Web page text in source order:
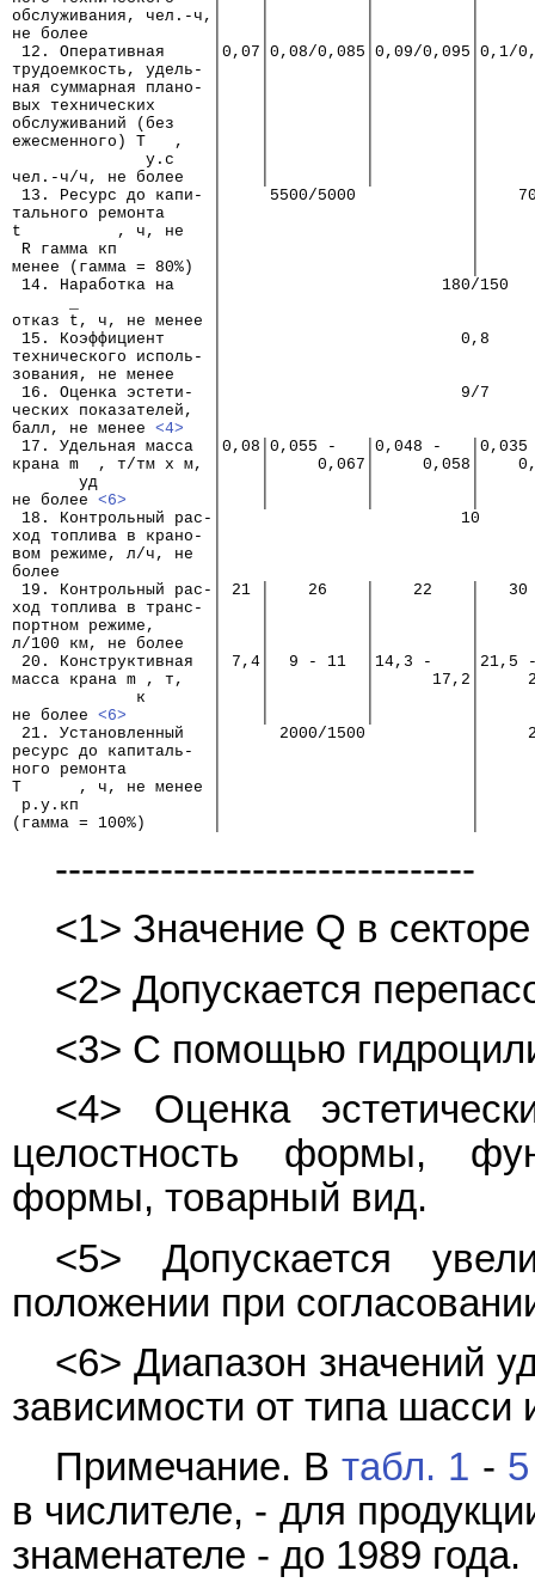
обслуживания, чел.-ч,│    │          │          │
не более             │    │          │          │
12. Оперативная     │0,07│0,08/0,085│0,09/0,095│0,1/
трудоемкость, удель- │    │          │          │
ная суммарная плано- │    │          │          │
вых технических      │    │          │          │
обслуживаний (без    │    │          │          │
ежесменного) Т   ,   │    │          │          │
у.с    │    │          │          │
чел.-ч/ч, не более   │    │          │          │
13. Ресурс до капи- │     5500/5000            │
тального ремонта     │                          │
t          , ч, не   │                          │
R гамма кп          │                          │
менее (гамма = 80%)  │                          │
14. Наработка на    │                       180/150
отказ t, ч, не менее │
15. Коэффициент     │                         0,8
технического исполь- │
зования, не менее    │
16. Оценка эстети-  │                         9/7
ческих показателей,  │
балл, не менее <4>
17. Удельная масса  │0,08│0,055 -   │0,048 -
крана m  , т/тм х м, │    │     0,067│     0,058│
уд            │    │          │          │
не более <6>
18. Контрольный рас-│                         10
ход топлива в крано- │
вом режиме, л/ч, не  │
более                │
19. Контрольный рас-│ 21 │    26    │    22    │
ход топлива в транс- │    │          │          │
портном режиме,      │    │          │          │
л/100 км, не более   │    │          │          │
20. Конструктивная  │ 7,4│  9 - 11  │14,3 -
масса крана m , т,   │    │          │      17,2│
к       │    │          │          │
не более <6>
21. Установленный   │      2000/1500           │
ресурс до капиталь-  │                          │
ного ремонта         │                          │
Т      , ч, не менее │                          │
р.у.кп              │                          │
(гамма = 100%)       │                          │
--------------------------------
<1> Значение Q в
<2> Допускается
<3> С помощью
<4> Оценка
целостность формы,
формы, товарный вид.
<5> Допускается
положении при
<6> Диапазон значений
зависимости от типа шасси
Примечание. Втабл. 1 - 5
в числителе, - для
знаменателе - до 1989 года.